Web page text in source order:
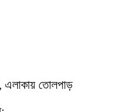
এলাকায় তোলপাড়